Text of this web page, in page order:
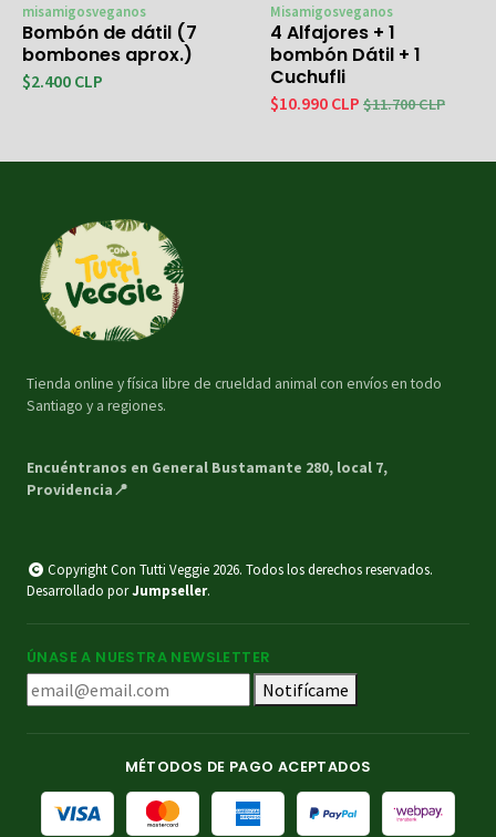
misamigosveganos
Bombón de dátil (7
bombones aprox.)
$2.400 CLP
Misamigosveganos
4 Alfajores + 1
bombón Dátil + 1
Cuchufli
$10.990 CLP $11.700 CLP
Tienda online y física libre de crueldad animal con envíos en todo
Santiago y a regiones.
Encuéntranos en General Bustamante 280, local 7,
Providencia📍
Copyright Con Tutti Veggie 2026. Todos los derechos reservados.
Desarrollado porJumpseller.
ÚNASE A NUESTRA NEWSLETTER
Notifícame
MÉTODOS DE PAGO ACEPTADOS